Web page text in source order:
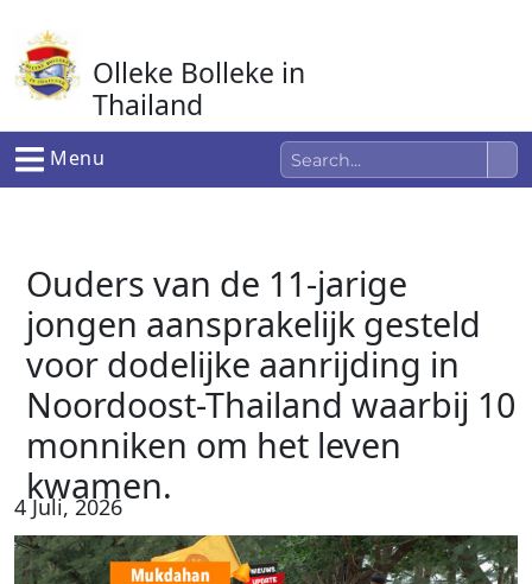
naar
de
inhoud
Olleke Bolleke in
Thailand
In Thailand
Menu
Ouders van de 11-jarige
jongen aansprakelijk gesteld
voor dodelijke aanrijding in
Noordoost-Thailand waarbij 10
monniken om het leven
kwamen.
4 Juli, 2026